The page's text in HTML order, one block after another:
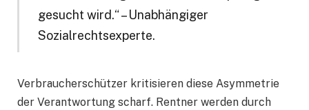
gesucht wird.“ – Unabhängiger
Sozialrechtsexperte.
Verbraucherschützer kritisieren diese Asymmetrie
der Verantwortung scharf. Rentner werden durch